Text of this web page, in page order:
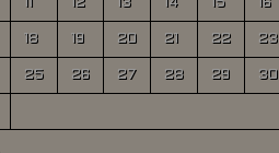
11 12 13 14 15 16
18 19 20 21 22 23
25 26 27 28 29 30